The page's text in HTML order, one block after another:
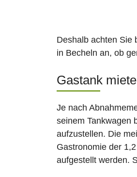
Deshalb achten Sie
in Becheln an, ob
Gastank
Je nach
seinem Tankwagen
aufzustellen. Die
Gastronomie der
aufgestellt werden.